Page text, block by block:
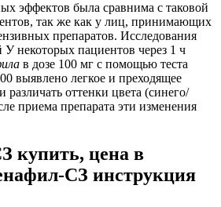
эффектов была сравнима с таковой
так же как у лиц, принимающих
препаратов. Исследования
некоторых пациентов через 1 ч
в дозе 100 мг с помощью теста
выявлено легкое и преходящее
различать оттенки цвета (синего/
приема препарата эти изменения
купить, цена в
СЗ инструкция